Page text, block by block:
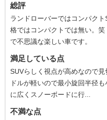
総評
ランドローバーではコンパク
格ではコンパクトでは無い。
で不思議な楽しい車です。
満足している点
SUVらしく視点が高めなので
ドルが軽いので最小旋回半径
に広くスノーボードに行...
不満な点